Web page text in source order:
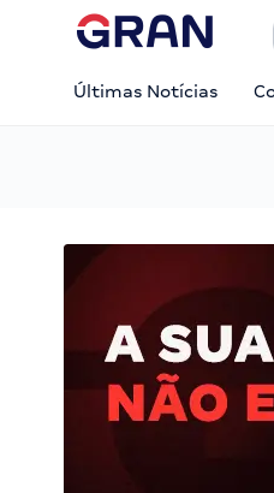
Últimas Notícias